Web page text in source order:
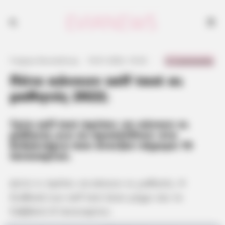
Πότε κάνουν self test οι
μαθητές 2022;
Τρία self test πρέπει να κάνουν οι
διδακτήρια που άνοιξαν σήμερα 10